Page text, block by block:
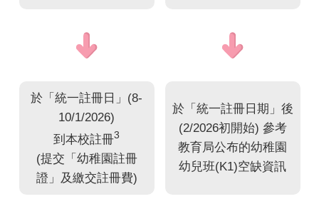
於「統一註冊日」(8-
10/1/2026)
到本校註冊3
(提交「幼稚園註冊
證」及繳交註冊費)
於「統一註冊日期」後
(2/2026初開始) 參考
教育局公布的幼稚園
幼兒班(K1)空缺資訊